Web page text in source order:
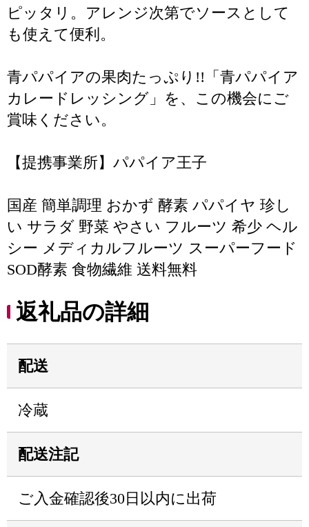
ピッタリ。アレンジ次第でソースとして
も使えて便利。
青パパイアの果肉たっぷり!!「青パパイア
カレードレッシング」を、この機会にご
賞味ください。
【提携事業所】パパイア王子
国産 簡単調理 おかず 酵素 パパイヤ 珍し
い サラダ 野菜 やさい フルーツ 希少 ヘル
シー メディカルフルーツ スーパーフード
SOD酵素 食物繊維 送料無料
返礼品の詳細
配送
冷蔵
配送注記
ご入金確認後30日以内に出荷